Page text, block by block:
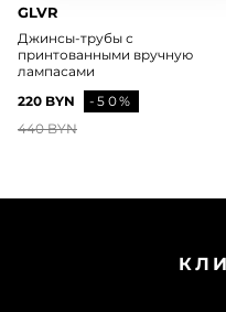
GLVR
Джинсы-трубы с
принтованными вручную
лампасами
220 BYN
-50%
440 BYN